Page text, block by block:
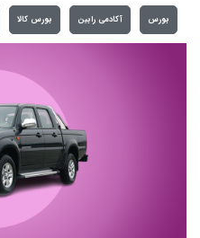
بورس آکادمی رابین بورس کالا